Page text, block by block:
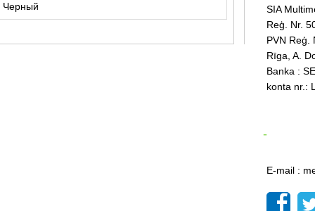
Черный
SIA
Reģ. Nr.
PVN Reģ.
Rīga, A.
Banka :
konta nr.:
-
E-mail :